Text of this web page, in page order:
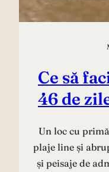
Ce să
46 de
Un loc cu
plaje line și
și peisaje de